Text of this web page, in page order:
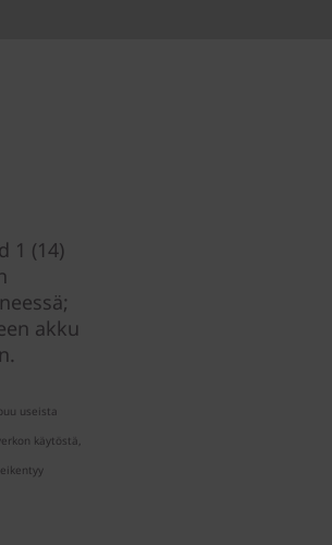
1 (14)
akku
useista
käytöstä,